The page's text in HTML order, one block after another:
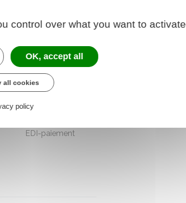
EDI-paiement
EDI-paiement
control over what you want to activate
OK, accept all
all cookies
policy